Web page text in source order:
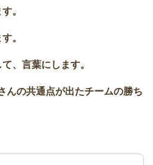
。
。
、言葉にします。
の共通点が出たチームの勝ち